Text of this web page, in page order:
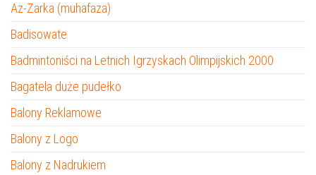
Az-Zarka (muhafaza)
Badisowate
Badmintoniści na Letnich Igrzyskach Olimpijskich 2000
Bagatela duże pudełko
Balony Reklamowe
Balony z Logo
Balony z Nadrukiem